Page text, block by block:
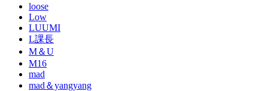
loose
Low
LUUMI
L課長
M＆U
M16
mad
mad＆yangyang